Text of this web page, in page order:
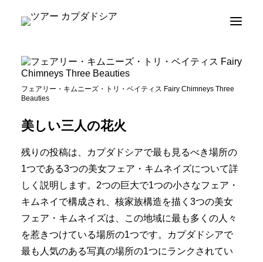
カプダドシアツアーパッケージ
カパドキア Balloon Tours
ブログ
連絡先
フェアリー・キムニーズ・トリ・ベイティス Fairy Chimneys Three
Beauties
美しい三人の花火
残りの投稿は、カプダドシアで最も見るべき場所の
1つである3つの美女フェア・キムネイズについて詳
しく説明します。2つの巨大で1つの小さなフェア・
キムネイで構成され、核家族構造を描く3つの美女
フェア・キムネイズは、この地域に最も多くの人々
を惹きつけている場所の1つです。カプダドシアで
最も人気のある写真の場所の1つにランクされてい